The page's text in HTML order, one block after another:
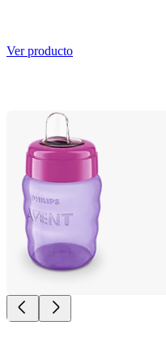
Ver producto